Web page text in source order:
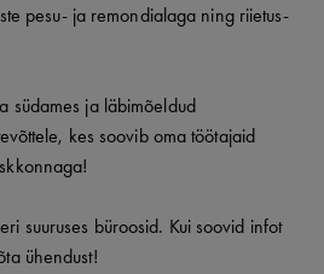
pesu- ja remondialaga ning riietus-
südames ja läbimõeldud
kes soovib oma töötajaid
suuruses büroosid. Kui soovid infot
ühendust!